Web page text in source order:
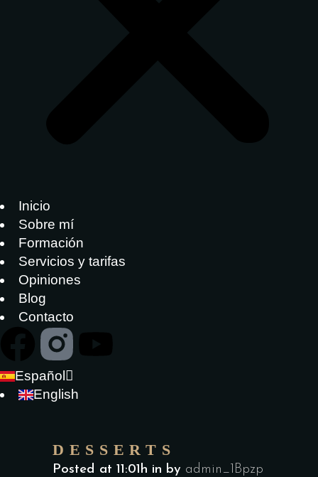
Inicio
Sobre mí
Formación
Servicios y tarifas
Opiniones
Blog
Contacto
Español
English
DESSERTS
Posted at 11:01h in by admin_1Bpzp